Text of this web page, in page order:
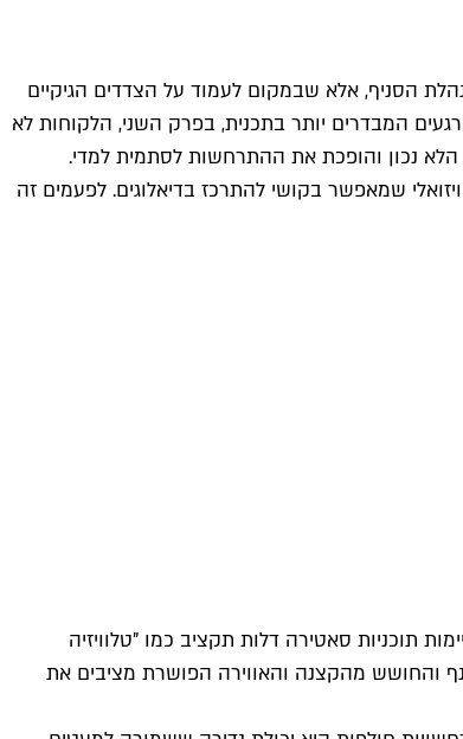
הסניף, אלא שבמקום לעמוד על הצדדים הגיקיים
המבדרים יותר בתכנית, בפרק השני, הלקוחות לא
הלא נכון והופכת את ההתרחשות לסתמית למדי.
שמאפשר בקושי להתרכז בדיאלוגים. לפעמים זה
תוכניות סאטירה דלות תקציב כמו "טלוויזיה
והחושש מהקצנה והאווירה הפושרת מציבים את